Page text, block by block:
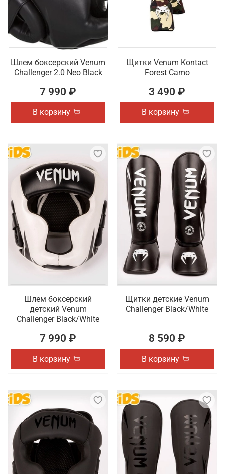
Шлем боксерский Venum
Challenger 2.0 Neo Black
7 990 ₽
В корзину
Щитки Venum Kontact
Forest Camo
3 490 ₽
В корзину
Шлем боксерский
детский Venum
Challenger Black/White
7 990 ₽
В корзину
Щитки детские Venum
Challenger Black/White
8 590 ₽
В корзину